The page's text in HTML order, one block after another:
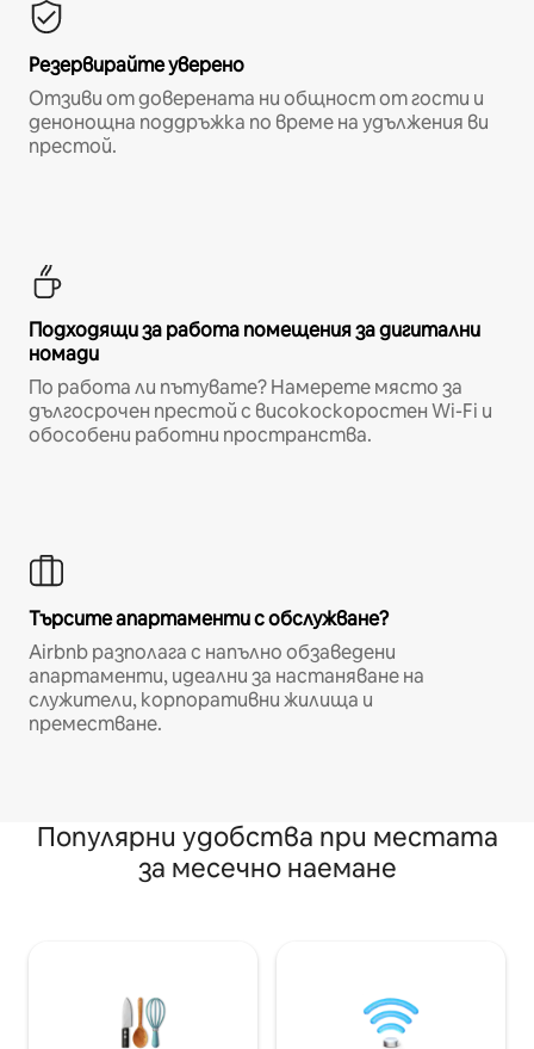
Резервирайте уверено
Отзиви от доверената ни общност от гости и
денонощна поддръжка по време на удължения ви
престой.
Подходящи за работа помещения за дигитални
номади
По работа ли пътувате? Намерете място за
дългосрочен престой с високоскоростен Wi-Fi и
обособени работни пространства.
Търсите апартаменти с обслужване?
Airbnb разполага с напълно обзаведени
апартаменти, идеални за настаняване на
служители, корпоративни жилища и
преместване.
Популярни удобства при местата
за месечно наемане